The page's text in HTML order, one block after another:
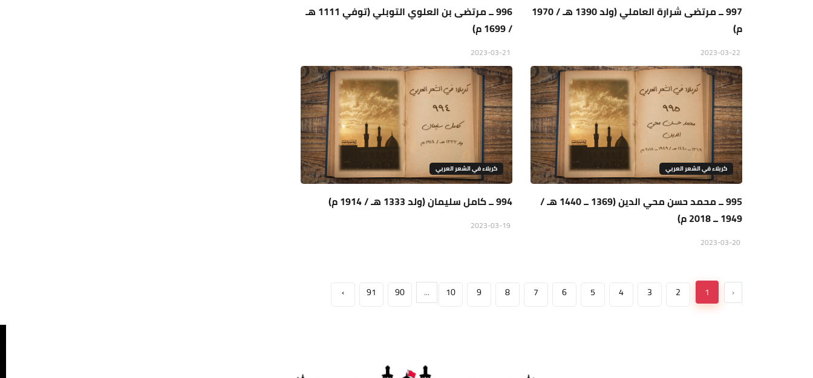
997 ــ مرتضى شرارة العاملي (ولد 1390 هـ / 1970
م)
996 ــ مرتضى بن العلوي التوبلي (توفي 1111 هـ
/ 1699 م)
كربلاء في الشعر العربي
995 ــ محمد حسن محي الدين (1369 ــ 1440 هـ /
1949 ــ 2018 م)
كربلاء في الشعر العربي
994 ــ كامل سليمان (ولد 1333 هـ / 1914 م)
‹
1
2
3
4
5
6
7
8
9
10
...
90
91
›